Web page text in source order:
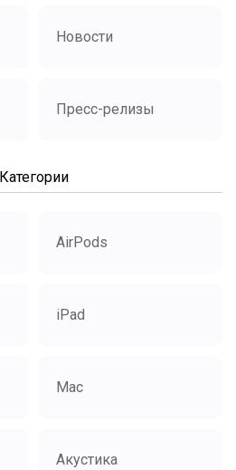
Новости
Пресс-релизы
Категории
AirPods
iPad
Mac
Акустика